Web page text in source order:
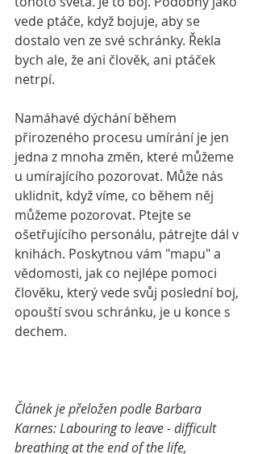
vede ptáče, když bojuje, aby se
dostalo ven ze své schránky. Řekla
bych ale, že ani člověk, ani ptáček
netrpí.
Namáhavé dýchání během
přirozeného procesu umírání je jen
jedna z mnoha změn, které můžeme
u umírajícího pozorovat. Může nás
uklidnit, když víme, co během něj
můžeme pozorovat. Ptejte se
ošetřujícího personálu, pátrejte dál v
knihách. Poskytnou vám "mapu" a
vědomosti, jak co nejlépe pomoci
člověku, který vede svůj poslední boj,
opouští svou schránku, je u konce s
dechem.
Článek je přeložen podle Barbara
Karnes: Labouring to leave - difficult
breathing at the end of the life,